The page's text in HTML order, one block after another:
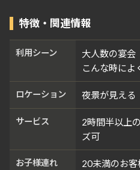
特徴・関連情報
利用シーン
大人数の宴会
こんな時によ
ロケーション 夜景が見える
サービス
2時間半以上
ズ可
お子様連れ 20未満のお客